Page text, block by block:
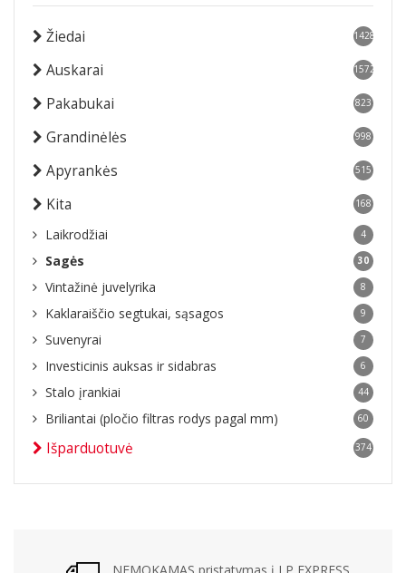
Žiedai 1428
Auskarai 1572
Pakabukai 823
Grandinėlės 998
Apyrankės 515
Kita 168
Laikrodžiai 4
Sagės 30
Vintažinė juvelyrika 8
Kaklaraiščio segtukai, sąsagos 9
Suvenyrai 7
Investicinis auksas ir sidabras 6
Stalo įrankiai 44
Briliantai (pločio filtras rodys pagal mm) 60
Išparduotuvė 374